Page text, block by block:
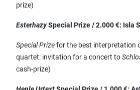
prize)
EsterhazySpecial Prize / 2.000 €: Isla
Special Prizefor the best interpretation
quartet: invitation for a concert to
cash-prize)